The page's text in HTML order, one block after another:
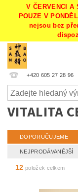
V ČERVENCI A
POUZE V
nejsou bez
+420 605 27 28 96
VITALITA
DOPORUČUJEME
NEJPRODÁVANĚJŠÍ
12 položek celkem